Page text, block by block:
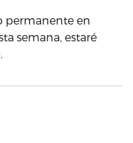
permanente en
semana, estaré